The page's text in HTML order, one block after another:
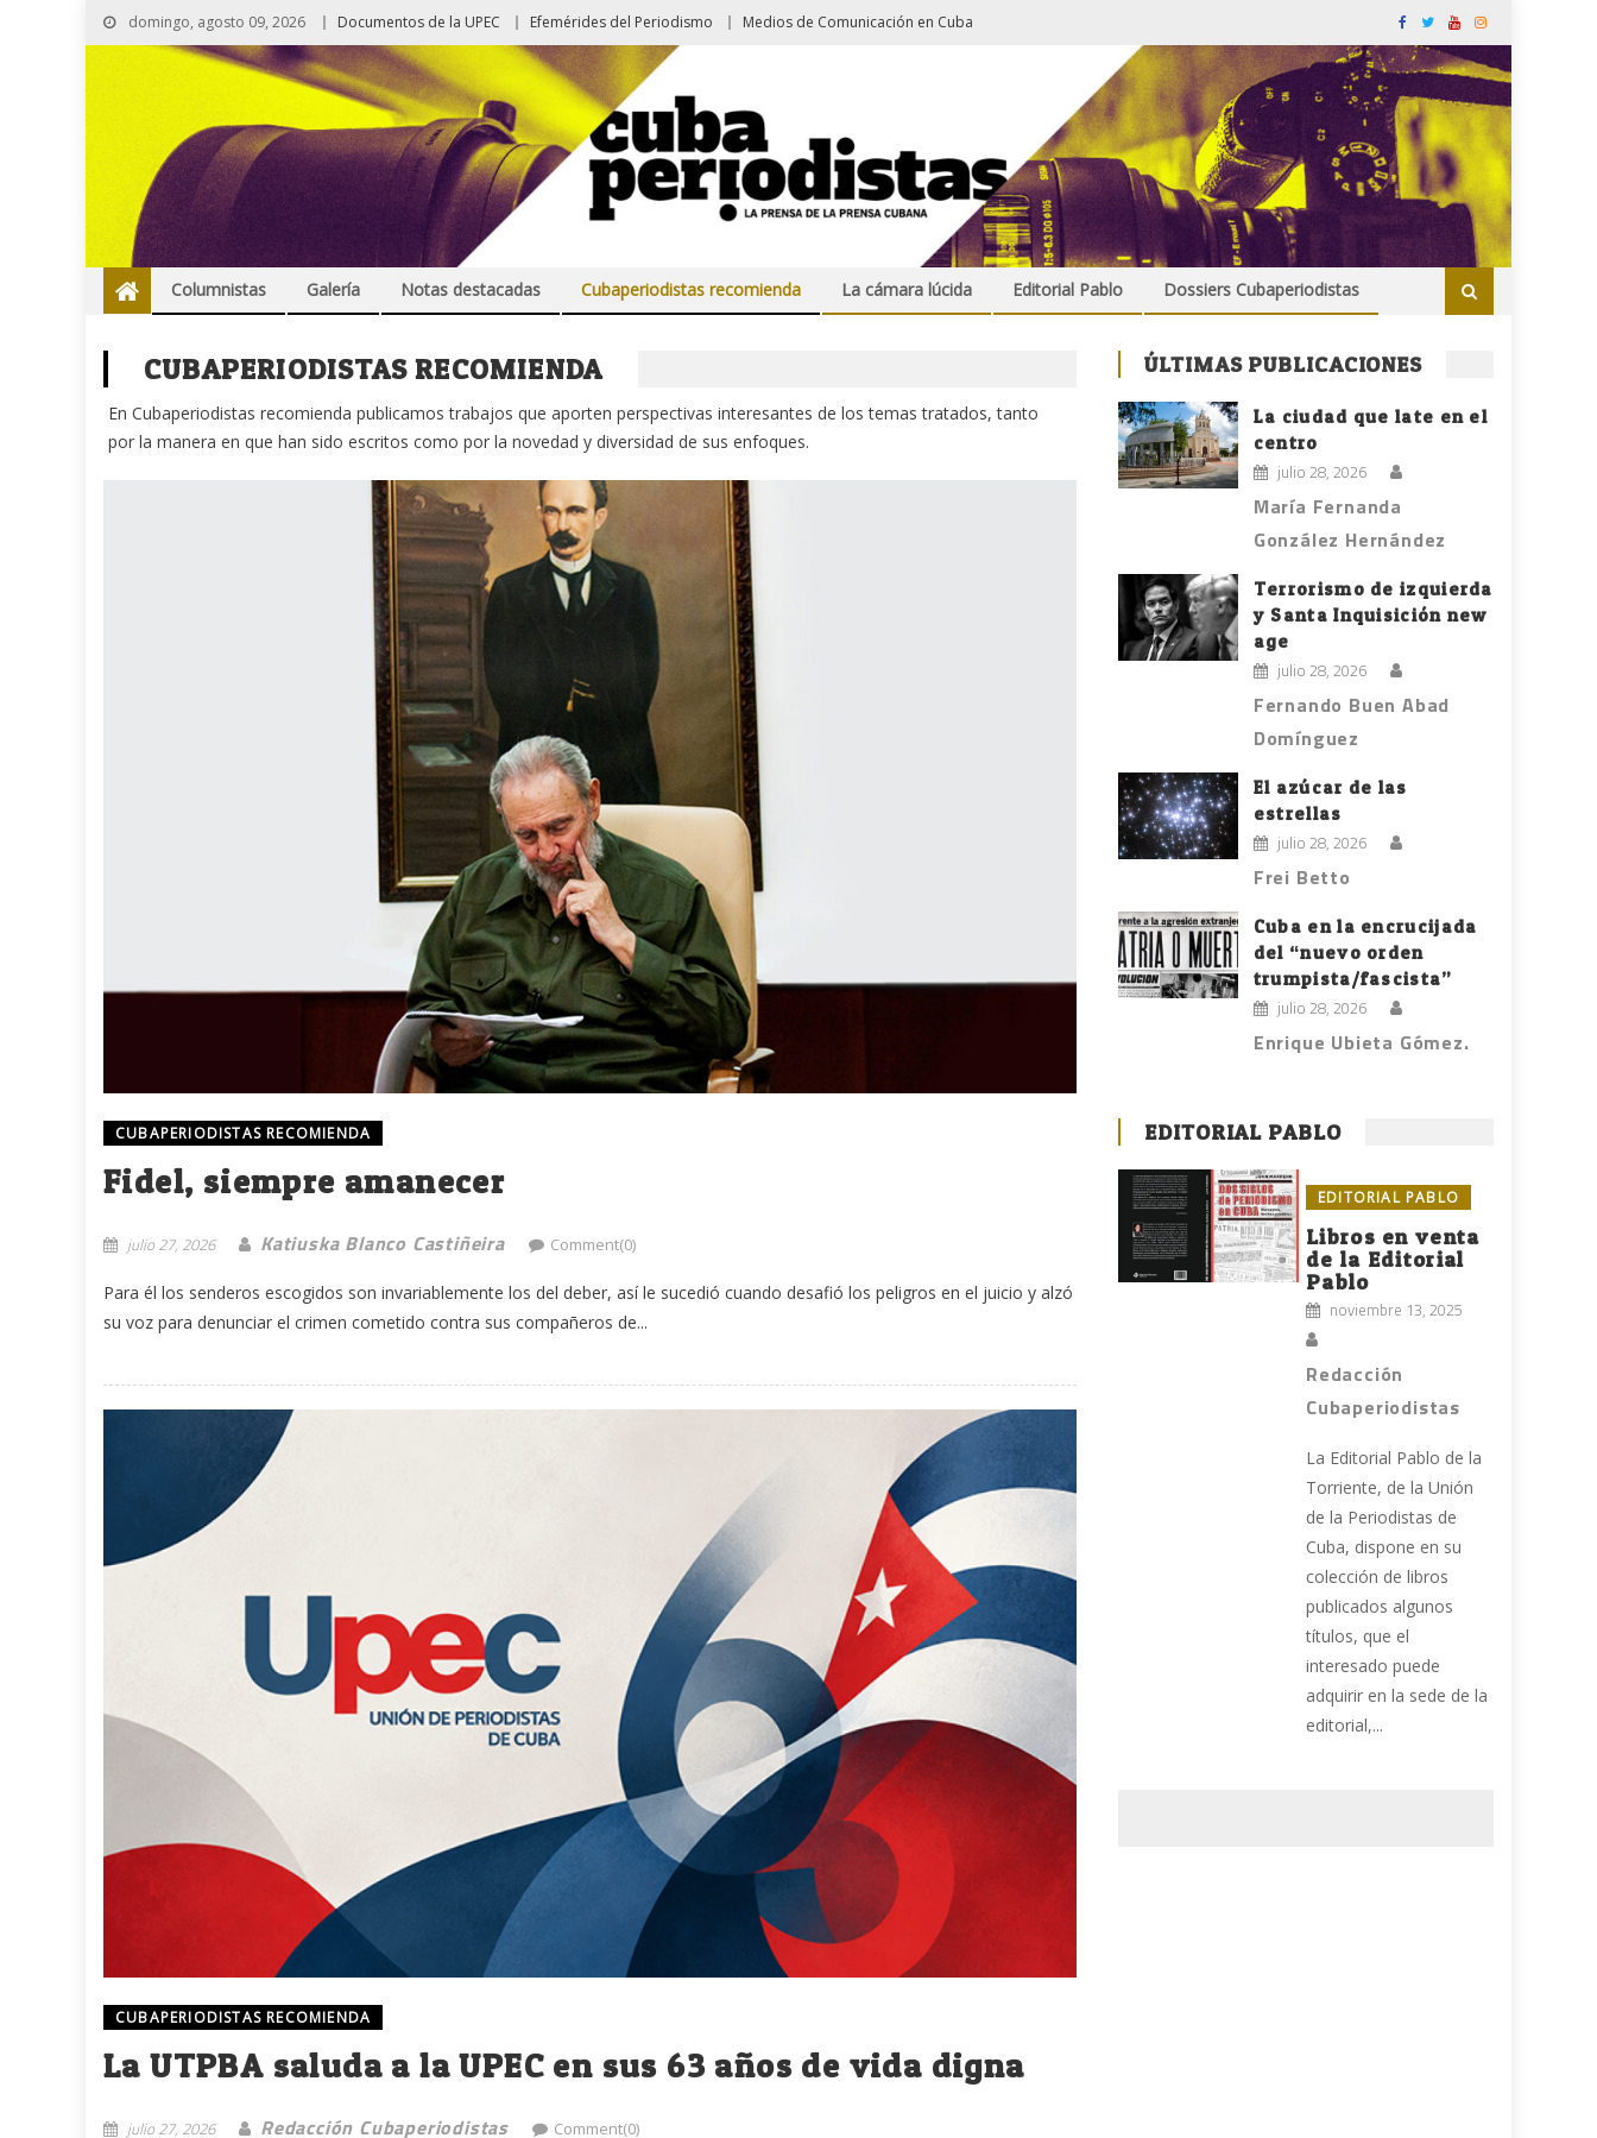
domingo, agosto 09, 2026 Documentos de la UPEC Efemérides del Periodismo Medios de Comunicación en Cuba
Columnistas Galería Notas destacadas Cubaperiodistas recomienda La cámara lúcida Editorial Pablo Dossiers Cubaperiodistas
CUBAPERIODISTAS RECOMIENDA
En Cubaperiodistas recomienda publicamos trabajos que aporten perspectivas interesantes de los temas tratados, tanto
por la manera en que han sido escritos como por la novedad y diversidad de sus enfoques.
CUBAPERIODISTAS RECOMIENDA
Fidel, siempre amanecer
julio 27, 2026 Katiuska Blanco Castiñeira Comment(0)
Para él los senderos escogidos son invariablemente los del deber, así le sucedió cuando desafió los peligros en el juicio y alzó
su voz para denunciar el crimen cometido contra sus compañeros de...
CUBAPERIODISTAS RECOMIENDA
La UTPBA saluda a la UPEC en sus 63 años de vida digna
julio 27, 2026 Redacción Cubaperiodistas Comment(0)
ÚLTIMAS PUBLICACIONES
La ciudad que late en el
centro
julio 28, 2026
María Fernanda
González Hernández
Terrorismo de izquierda
y Santa Inquisición new
age
julio 28, 2026
Fernando Buen Abad
Domínguez
El azúcar de las
estrellas
julio 28, 2026
Frei Betto
Cuba en la encrucijada
del “nuevo orden
trumpista/fascista”
julio 28, 2026
Enrique Ubieta Gómez.
EDITORIAL PABLO
EDITORIAL PABLO
Libros en venta
de la Editorial
Pablo
noviembre 13, 2025
Redacción
Cubaperiodistas
La Editorial Pablo de la
Torriente, de la Unión
de la Periodistas de
Cuba, dispone en su
colección de libros
publicados algunos
títulos, que el
interesado puede
adquirir en la sede de la
editorial,...